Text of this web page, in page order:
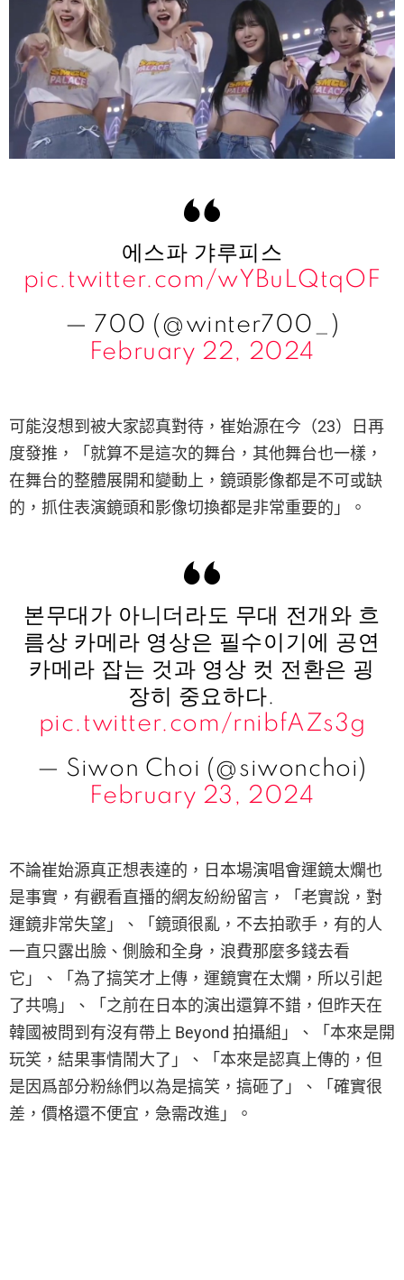
에스파 갸루피스
pic.twitter.com/wYBuLQtqOF
— 700 (@winter700_)
February 22, 2024
可能沒想到被大家認真對待，崔始源在今（23）日再
度發推，「就算不是這次的舞台，其他舞台也一樣，
在舞台的整體展開和變動上，鏡頭影像都是不可或缺
的，抓住表演鏡頭和影像切換都是非常重要的」。
본무대가 아니더라도 무대 전개와 흐
름상 카메라 영상은 필수이기에 공연
카메라 잡는 것과 영상 컷 전환은 굉
장히 중요하다.
pic.twitter.com/rnibfAZs3g
— Siwon Choi (@siwonchoi)
February 23, 2024
不論崔始源真正想表達的，日本場演唱會運鏡太爛也
是事實，有觀看直播的網友紛紛留言，「老實說，對
運鏡非常失望」、「鏡頭很亂，不去拍歌手，有的人
一直只露出臉、側臉和全身，浪費那麼多錢去看
它」、「為了搞笑才上傳，運鏡實在太爛，所以引起
了共鳴」、「之前在日本的演出還算不錯，但昨天在
韓國被問到有沒有帶上 Beyond 拍攝組」、「本來是開
玩笑，結果事情鬧大了」、「本來是認真上傳的，但
是因爲部分粉絲們以為是搞笑，搞砸了」、「確實很
差，價格還不便宜，急需改進」。